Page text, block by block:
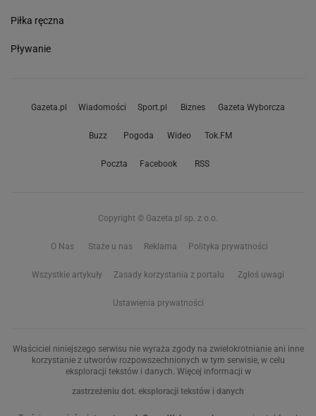
Piłka ręczna
Pływanie
Gazeta.pl Wiadomości Sport.pl Biznes Gazeta Wyborcza
Buzz Pogoda Wideo Tok.FM
Poczta Facebook RSS
Copyright © Gazeta.pl sp. z o.o.
O Nas Staże u nas Reklama Polityka prywatności
Wszystkie artykuły Zasady korzystania z portalu Zgłoś uwagi
Ustawienia prywatności
Właściciel niniejszego serwisu nie wyraża zgody na zwielokrotnianie ani inne
korzystanie z utworów rozpowszechnionych w tym serwisie, w celu
eksploracji tekstów i danych. Więcej informacji w
zastrzeżeniu dot. eksploracji tekstów i danych